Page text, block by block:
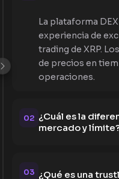
La plataforma
experiencia de
trading de XRP.
de precios en
operaciones.
02 ¿Cuál es la
mercado y
03 ¿Qué es una